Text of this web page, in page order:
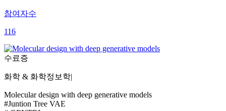
참여자수
116
수료증
화학 & 화학정보학|
Molecular design with deep generative models
#Juntion Tree VAE